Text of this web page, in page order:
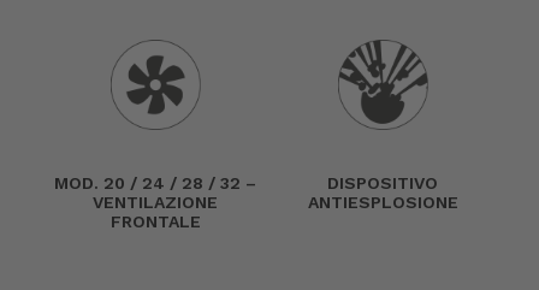
MOD. 20 / 24 / 28 / 32 –
VENTILAZIONE
FRONTALE
DISPOSITIVO
ANTIESPLOSIONE